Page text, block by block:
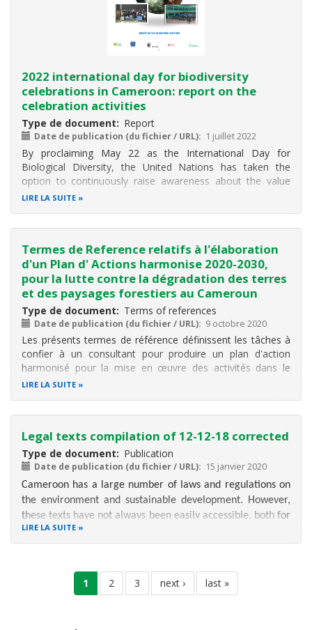
2022 international day for biodiversity
celebrations in Cameroon: report on the
celebration activities
Type de document Report
Date de publication (du fichier / URL) 1 juillet 2022
By proclaiming May 22 as the International Day for
Biological Diversity, the United Nations has taken the
option to continuously raise awareness about the value
and importance of biodiversity for human well-being.
LIRE LA SUITE
Termes de Reference relatifs à l'élaboration
d'un Plan d' Actions harmonise 2020-2030,
pour la lutte contre la dégradation des terres
et des paysages forestiers au Cameroun
Type de document Terms of references
Date de publication (du fichier / URL) 9 octobre 2020
Les présents termes de référence définissent les tâches à
confier à un consultant pour produire un plan d'action
harmonisé pour la mise en œuvre des activités dans le
cadre de la restauration des paysages, des terres et la
LIRE LA SUITE
Legal texts compilation of 12-12-18 corrected
Type de document Publication
Date de publication (du fichier / URL) 15 janvier 2020
Cameroon has a large number of laws and regulations on
the environment and sustainable development. However,
these texts have not always been easily accessible, both for
the community of users and actors of their implementation
including the jurisdictional actors.
This state of affairs
LIRE LA SUITE
Pagination
page
courante
1 page
2 page
3
page
suivante
next ›
dernière
page
last »